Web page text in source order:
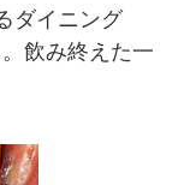
ダイニング
飲み終えた一